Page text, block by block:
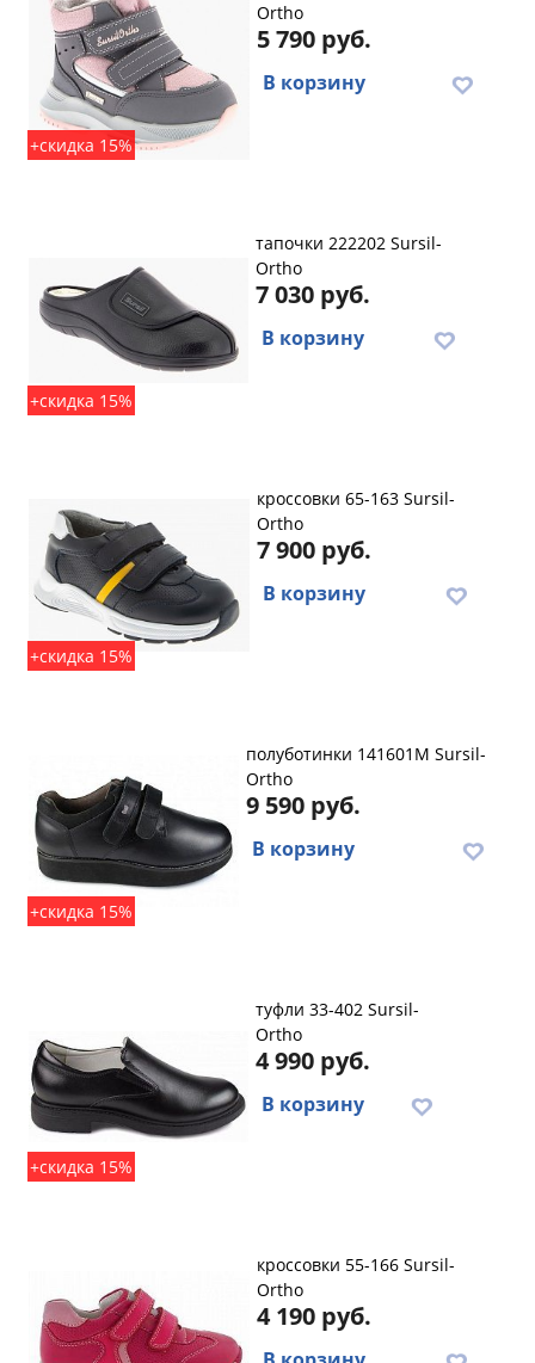
+скидка 15%
Ortho
5 790 руб.
В корзину
+скидка 15%
тапочки 222202 Sursil-
Ortho
7 030 руб.
В корзину
+скидка 15%
кроссовки 65-163 Sursil-
Ortho
7 900 руб.
В корзину
+скидка 15%
полуботинки 141601M Sursil-
Ortho
9 590 руб.
В корзину
+скидка 15%
туфли 33-402 Sursil-
Ortho
4 990 руб.
В корзину
кроссовки 55-166 Sursil-
Ortho
4 190 руб.